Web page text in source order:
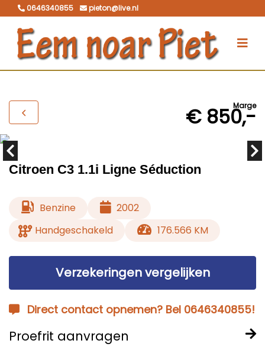
0646340855 pieton@live.nl
Marge
€ 850,-
Citroen C3 1.1i Ligne Séduction
Benzine
2002
Handgeschakeld
176.566 KM
Verzekeringen vergelijken
Direct contact opnemen? Bel 0646340855!
Proefrit aanvragen